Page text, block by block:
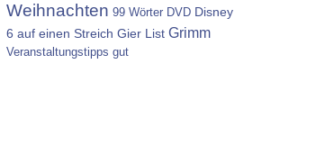
Weihnachten 99 Wörter DVD Disney
6 auf einen Streich Gier List Grimm
Veranstaltungstipps gut